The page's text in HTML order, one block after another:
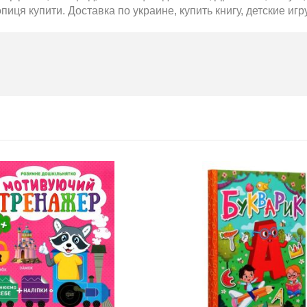
2026-06-18
купити. Доставка по украине, купить книгу, детские